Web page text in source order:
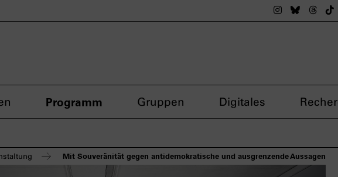
Das nsdoku
DasDas
Programm Gruppen Digitales
Mit Souveränität gegen antidemokratische und ausgrenzende Aussagen